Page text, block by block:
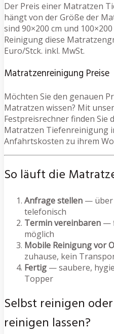
Der Preis einer Matratzen
hängt von der Größe der
sind 90×200 cm und
Reinigung diese
Euro/Stck. inkl. MwSt.
Matratzenreinigung Preise
Möchten Sie den genauen
Matratzen wissen? Mit
Festpreisrechner finden Sie
Matratzen Tiefenreinigung
Anfahrtskosten zu ihrem
So läuft die
Anfrage stellen — über
telefonisch
Termin vereinbaren —
möglich
Mobile Reinigung vor
zuhause, kein
Fertig — saubere,
Topper
Selbst reinigen
reinigen lassen?